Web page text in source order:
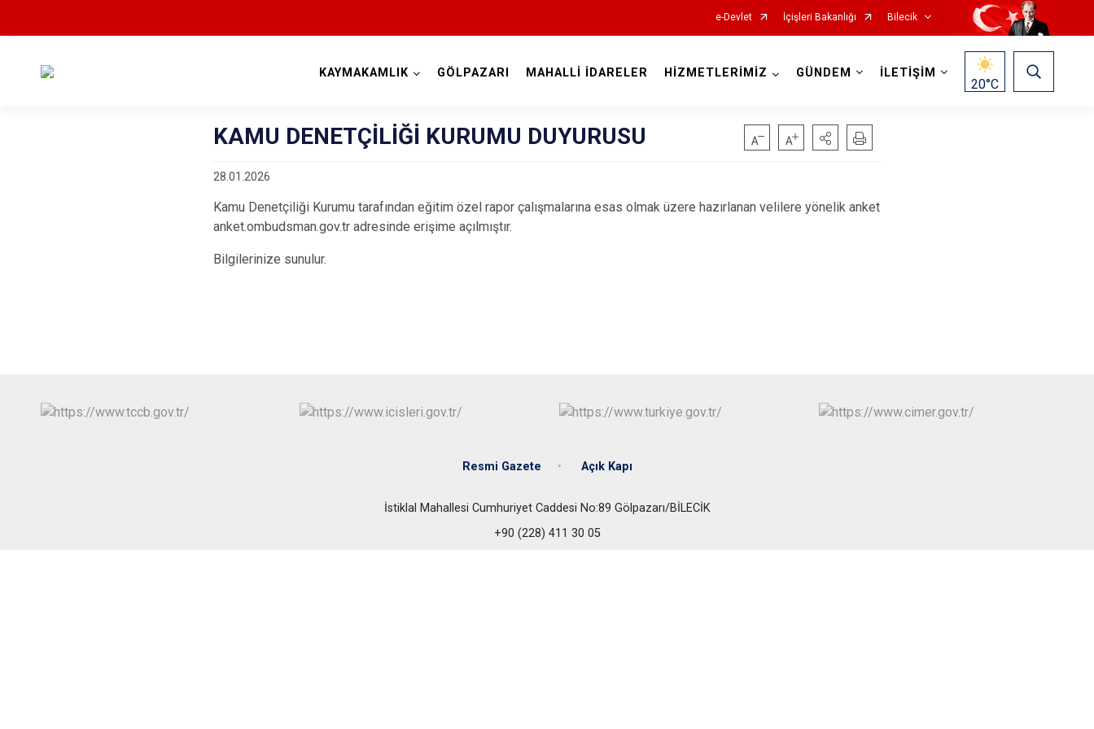
e-Devlet İçişleri Bakanlığı Bilecik
Yenipazar
KAYMAKAMLIK GÖLPAZARI MAHALLİ İDARELER HİZMETLERİMİZ GÜNDEM İLETİŞİM
20°C
KAMU DENETÇİLİĞİ KURUMU DUYURUSU
28.01.2026
Kamu Denetçiliği Kurumu tarafından eğitim özel rapor çalışmalarına esas olmak üzere hazırlanan velilere yönelik anket
anket.ombudsman.gov.tr adresinde erişime açılmıştır.
Bilgilerinize sunulur.
Resmi Gazete Açık Kapı
İstiklal Mahallesi Cumhuriyet Caddesi No:89 Gölpazarı/BİLECİK
+90 (228) 411 30 05